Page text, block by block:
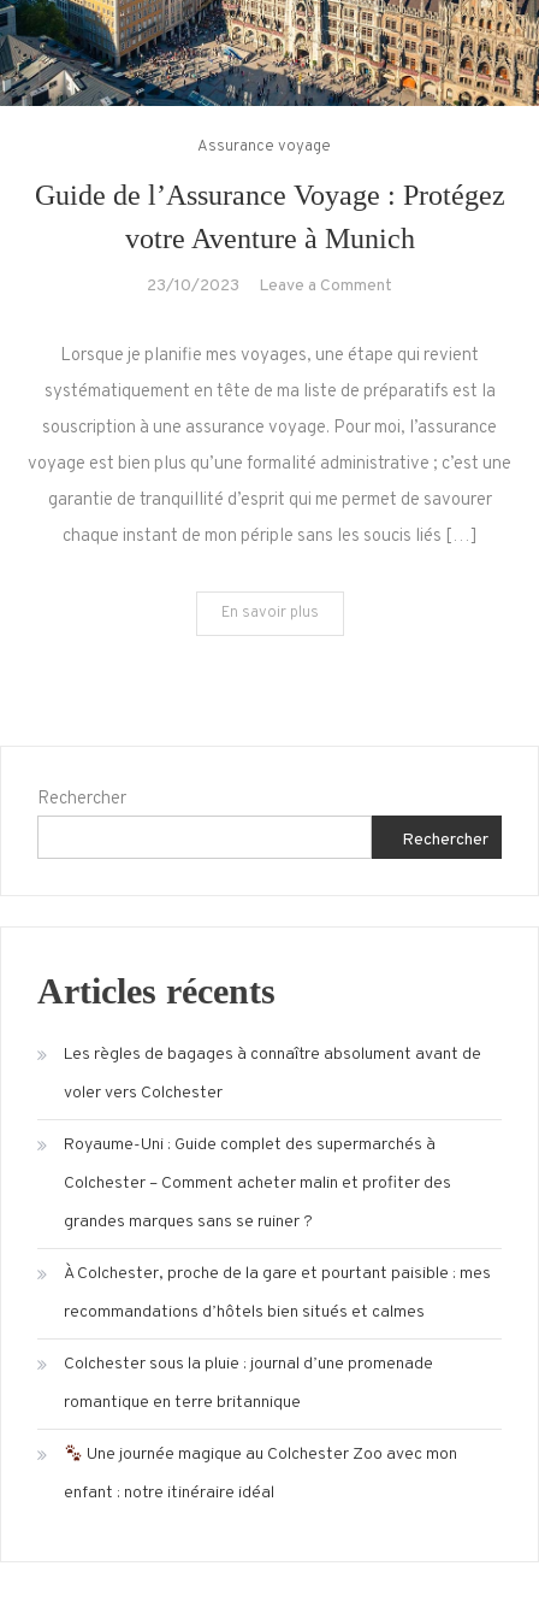
Assurance voyage
Guide de l’Assurance Voyage : Protégez
votre Aventure à Munich
23/10/2023 Leave a Comment
:
Protégez
votre
Aventure
Lorsque je planifie mes voyages, une étape qui revient
systématiquement en tête de ma liste de préparatifs est la
souscription à une assurance voyage. Pour moi, l’assurance
voyage est bien plus qu’une formalité administrative ; c’est une
garantie de tranquillité d’esprit qui me permet de savourer
chaque instant de mon périple sans les soucis liés […]
En savoir plus
Rechercher
Rechercher
Articles récents
Les règles de bagages à connaître absolument avant de
voler vers Colchester
Royaume-Uni : Guide complet des supermarchés à
Colchester – Comment acheter malin et profiter des
grandes marques sans se ruiner ?
À Colchester, proche de la gare et pourtant paisible : mes
recommandations d’hôtels bien situés et calmes
Colchester sous la pluie : journal d’une promenade
romantique en terre britannique
Une journée magique au Colchester Zoo avec mon
enfant : notre itinéraire idéal